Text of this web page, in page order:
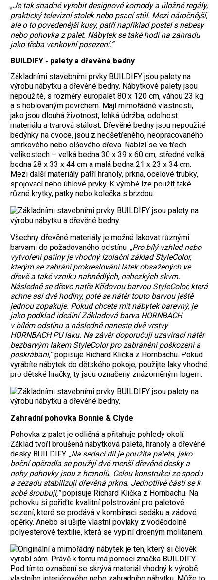
„Je tak snadné vyrobit designové komody a úložné regály,
praktický televizní stolek nebo psací stůl. Mezi náročnější,
ale o to povedenější kusy, patří například postel s nebesy
nebo pohovka z palet. Nábytek se také hodí na zahradu
jako třeba venkovní posezení.“
BUILDIFY - palety a dřevěné bedny
Základními stavebními prvky BUILDIFY jsou palety na
výrobu nábytku a dřevěné bedny. Nábytkové palety jsou
nepoužité, s rozměry europalet 80 x 120 cm, váhou 23 kg
a s hoblovaným povrchem. Mají mimořádné vlastnosti,
jako jsou dlouhá životnost, lehká údržba, odolnost
materiálu a tvarová stálost. Dřevěné bedny jsou nepoužité
bedýnky na ovoce, jsou z neošetřeného, neopracovaného
smrkového nebo olšového dřeva. Nabízí se ve třech
velikostech – velká bedna 30 x 39 x 60 cm, středně velká
bedna 28 x 33 x 44 cm a malá bedna 21 x 23 x 34 cm.
Mezi další materiály patří hranoly, prkna, ocelové trubky,
spojovací nebo úhlové prvky. K výrobě lze použít také
různé krytky, patky nebo kolečka s brzdou.
Všechny dřevěné materiály je možné lakovat různými
barvami do požadovaného odstínu. „Pro bílý vzhled nebo
vytvoření patiny je vhodný Izolační základ StyleColor,
kterým se zabrání prokreslování látek obsažených ve
dřevě a také vzniku nahnědlých, nehezkých skvrn.
Následně se dřevo natře Křídovou barvou StyleColor, která
schne asi dvě hodiny, poté se nátěr touto barvou ještě
jednou zopakuje. Pokud chcete mít nábytek barevný, je
jako podklad ideální Základová barva HORNBACH
v bílém odstínu a následně naneste dvě vrstvy
HORNBACH PU laku. Na závěr doporučuji uzavírací nátěr
bezbarvým lakem StyleColor pro zabránění poškození a
poškrábání,“popisuje Richard Klička z Hornbachu. Pokud
vyrábíte nábytek do dětského pokoje, použijte laky vhodné
pro dětské hračky, ty jsou označeny znázorněným logem.
Zahradní pohovka Bonnie & Clyde
Pohovka z palet je odlišná a přitahuje pohledy okolí.
Základ tvoří broušená nábytková paleta, hranoly a dřevěné
desky BUILDIFY. „Na sedací díl je použita paleta, jako
boční opěradla se použijí dvě menší dřevěné desky a
nohy pohovky jsou z hranolů. Celou konstrukci ze spodu
a zezadu stabilizují dřevěná prkna. Jednotlivé části se k
sobě šroubují,“popisuje Richard Klička z Hornbachu. Na
pohovku si pořiďte kvalitní polstrování pro paletové
sezení, které se prodává v kombinaci sedáku a zádové
opěrky. Anebo si ušijte vlastní povlaky z voděodolné
polyesterové textilie, která se vyplní drceným molitanem.